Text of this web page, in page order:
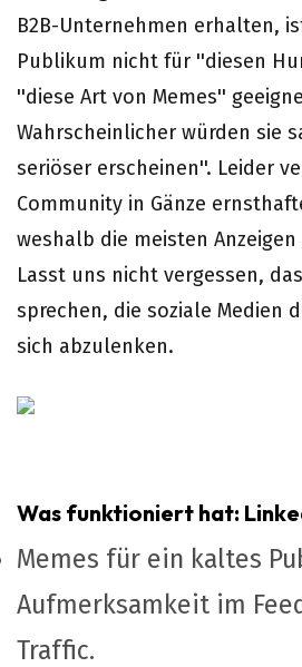
B2B-Unternehmen erhalten,
Publikum nicht für ''diesen
''diese Art von Memes''
Wahrscheinlicher würden sie
seriöser erscheinen''. Leider
Community in Gänze
weshalb die meisten
Lasst uns nicht vergessen,
sprechen, die soziale Medien
sich abzulenken.
Was funktioniert hat:
Memes für ein kaltes
Aufmerksamkeit im
Traffic.